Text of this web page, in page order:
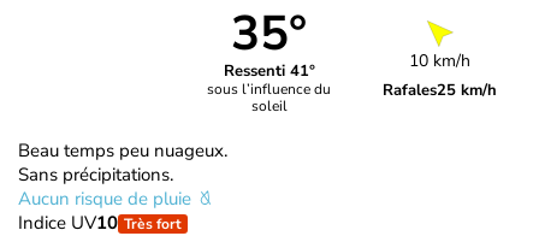
35°
Ressenti 41°
sous l’influence du
soleil
10 km/h
Rafales25 km/h
Beau temps peu nuageux.
Sans précipitations.
Aucun risque de pluie
Indice UV10 Très fort